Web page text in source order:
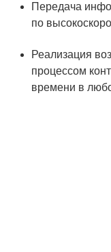
Передача
по
Реализация
процессом
времени в